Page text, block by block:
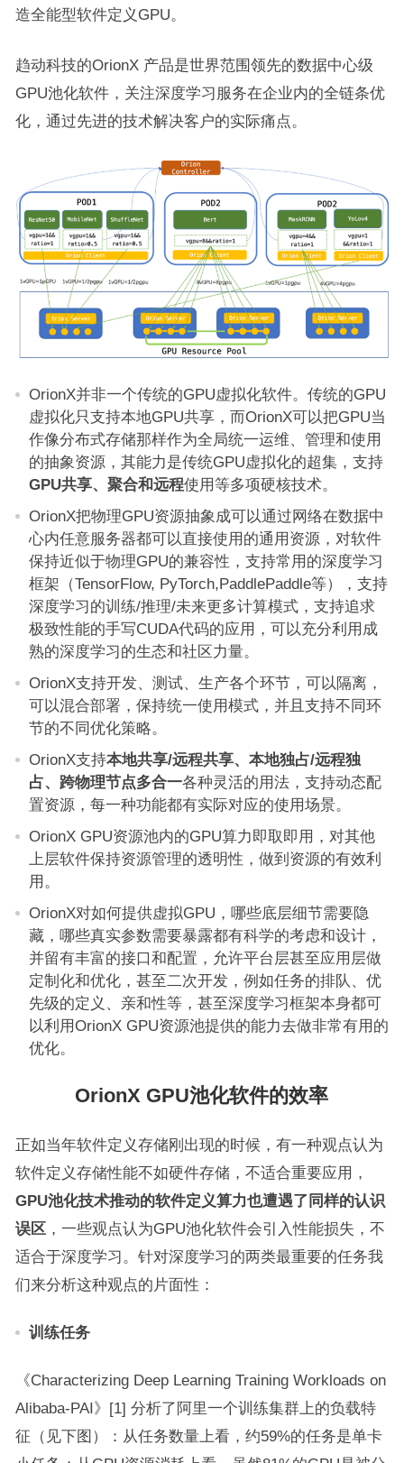
造全能型软件定义GPU。
趋动科技的OrionX 产品是世界范围领先的数据中心级
GPU池化软件，关注深度学习服务在企业内的全链条优
化，通过先进的技术解决客户的实际痛点。
OrionX并非一个传统的GPU虚拟化软件。传统的GPU
虚拟化只支持本地GPU共享，而OrionX可以把GPU当
作像分布式存储那样作为全局统一运维、管理和使用
的抽象资源，其能力是传统GPU虚拟化的超集，支持
GPU共享、聚合和远程使用等多项硬核技术。
OrionX把物理GPU资源抽象成可以通过网络在数据中
心内任意服务器都可以直接使用的通用资源，对软件
保持近似于物理GPU的兼容性，支持常用的深度学习
框架（TensorFlow, PyTorch,PaddlePaddle等），支持
深度学习的训练/推理/未来更多计算模式，支持追求
极致性能的手写CUDA代码的应用，可以充分利用成
熟的深度学习的生态和社区力量。
OrionX支持开发、测试、生产各个环节，可以隔离，
可以混合部署，保持统一使用模式，并且支持不同环
节的不同优化策略。
OrionX支持本地共享/远程共享、本地独占/远程独
占、跨物理节点多合一各种灵活的用法，支持动态配
置资源，每一种功能都有实际对应的使用场景。
OrionX GPU资源池内的GPU算力即取即用，对其他
上层软件保持资源管理的透明性，做到资源的有效利
用。
OrionX对如何提供虚拟GPU，哪些底层细节需要隐
藏，哪些真实参数需要暴露都有科学的考虑和设计，
并留有丰富的接口和配置，允许平台层甚至应用层做
定制化和优化，甚至二次开发，例如任务的排队、优
先级的定义、亲和性等，甚至深度学习框架本身都可
以利用OrionX GPU资源池提供的能力去做非常有用的
优化。
OrionX GPU池化软件的效率
正如当年软件定义存储刚出现的时候，有一种观点认为
软件定义存储性能不如硬件存储，不适合重要应用，
GPU池化技术推动的软件定义算力也遭遇了同样的认识
误区，一些观点认为GPU池化软件会引入性能损失，不
适合于深度学习。针对深度学习的两类最重要的任务我
们来分析这种观点的片面性：
训练任务
《Characterizing Deep Learning Training Workloads on
Alibaba-PAI》[1] 分析了阿里一个训练集群上的负载特
征（见下图）：从任务数量上看，约59%的任务是单卡